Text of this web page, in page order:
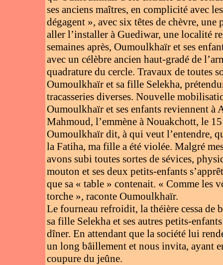
ses anciens maîtres, en complicité avec
dégagent », avec six têtes de chèvre,
aller l’installer à Guediwar, une localité
semaines après, Oumoulkhaïr et ses
avec un célèbre ancien haut-gradé de
quadrature du cercle. Travaux de toutes
Oumoulkhaïr et sa fille Selekha,
tracasseries diverses. Nouvelle
Oumoulkhaïr et ses enfants reviennent à
Mahmoud, l’emmène à Nouakchott, le
Oumoulkhaïr dit, à qui veut l’entendre,
la Fatiha, ma fille a été violée. Malgré
avons subi toutes sortes de sévices,
mouton et ses deux petits-enfants
que sa « table » contenait. « Comme les
torche », raconte Oumoulkhaïr.
Le fourneau refroidit, la théière cessa
sa fille Selekha et ses autres petits-
dîner. En attendant que la société lui
un long bâillement et nous invita, ayant
coupure du jeûne.